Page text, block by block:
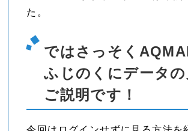
た。
ではさっそく
ふじのくにデータの
ご説明です！